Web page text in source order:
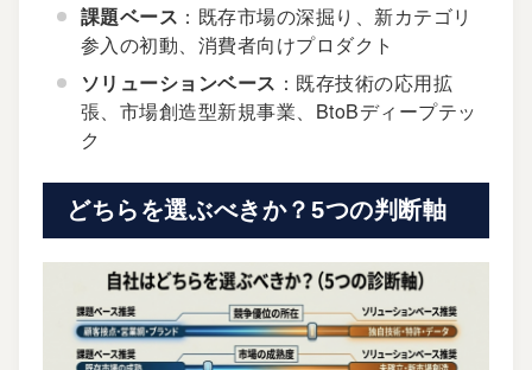
課題ベース ：既存市場の深掘り、新カテゴリ
参入の初動、消費者向けプロダクト
ソリューションベース ：既存技術の応用拡
張、市場創造型新規事業、BtoBディープテッ
ク
どちらを選ぶべきか？5つの判断軸